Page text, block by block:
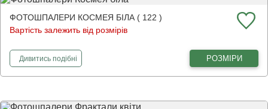
ФОТОШПАЛЕРИ КОСМЕЯ БІЛА ( 122 )
Вартість залежить від розмірів
Дивитисьфотошпалери
подібні РОЗМІРИ